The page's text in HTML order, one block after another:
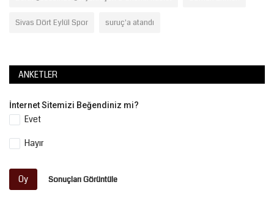
Sivas Dört Eylül Spor suruç'a atandı
ANKETLER
İnternet Sitemizi Beğendiniz mi?
Evet
Hayır
Oy Sonuçları Görüntüle